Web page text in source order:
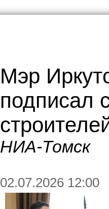
Мэр
подписал
НИА-Томск
02.07.2026 12:00